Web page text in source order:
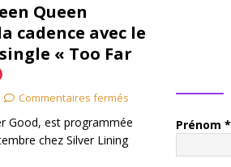
Queen
cadence avec le
« Too Far
Commentaires fermés
Good, est programmée
chez Silver Lining
Prénom *